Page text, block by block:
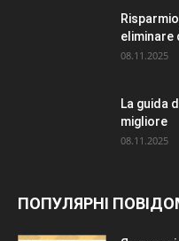
eliminare
08.11.2025
La guida
migliore
08.11.2025
ПОПУЛЯРНІ